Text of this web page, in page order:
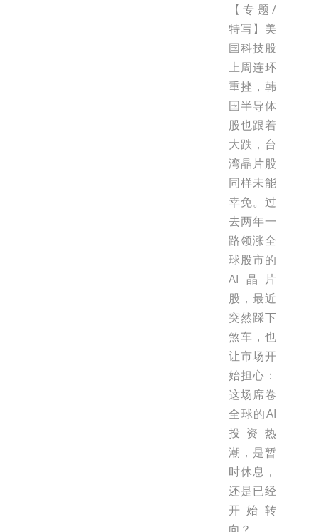
【专题/
特写】美
国科技股
上周连环
重挫，韩
国半导体
股也跟着
大跌，台
湾晶片股
同样未能
幸免。过
去两年一
路领涨全
球股市的
AI晶片
股，最近
突然踩下
煞车，也
让市场开
始担心：
这场席卷
全球的AI
投资热
潮，是暂
时休息，
还是已经
开始转